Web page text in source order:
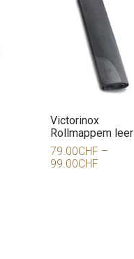
Victorinox
Rollmappem leer
79.00CHF –
99.00CHF